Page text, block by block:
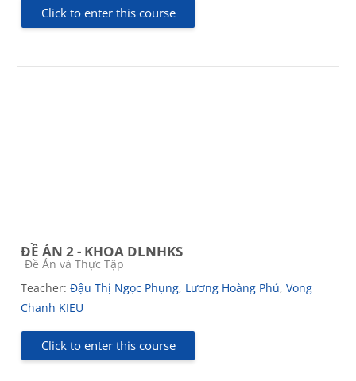
Click to enter this course
ĐỀ ÁN 2 - KHOA DLNHKS
Course category
Đề Án và Thực Tập
Teacher: Đậu Thị Ngọc Phụng, Lương Hoàng Phú, Vong
Chanh KIEU
Click to enter this course